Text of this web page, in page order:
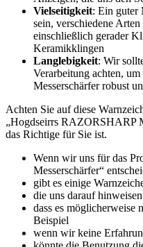
Vielseitigkeit: Ein guter
sein, verschiedene
einschließlich gerader
Keramikklingen
Langlebigkeit: Wir
Verarbeitung achten,
Messerschärfer robust
Achten Sie auf diese
„Hogdseirrs RAZORSHARP
das Richtige für Sie ist.
Wenn wir uns für das
Messerschärfer“
gibt es einige
die uns darauf
dass es möglicherweise
Beispiel
wenn wir keine